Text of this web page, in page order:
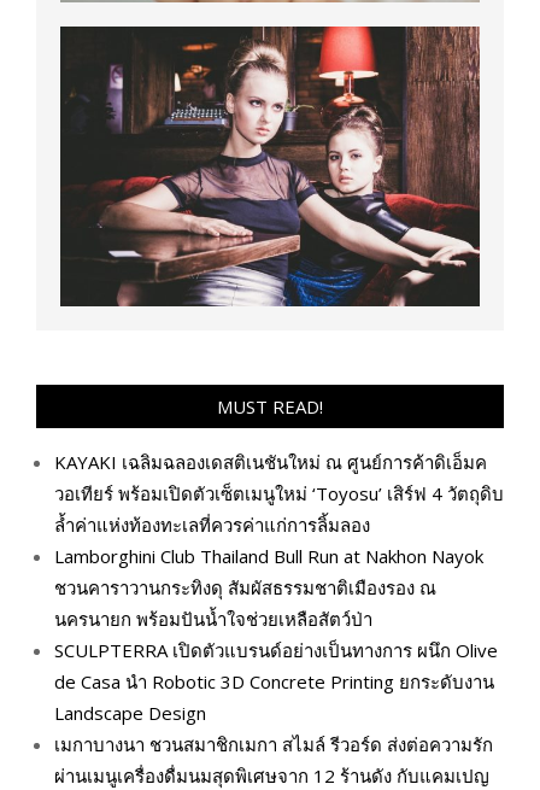
MUST READ!
KAYAKI เฉลิมฉลองเดสติเนชันใหม่ ณ ศูนย์การค้าดิเอ็มค
วอเทียร์ พร้อมเปิดตัวเซ็ตเมนูใหม่ ‘Toyosu’ เสิร์ฟ 4 วัตถุดิบ
ล้ำค่าแห่งท้องทะเลที่ควรค่าแก่การลิ้มลอง
Lamborghini Club Thailand Bull Run at Nakhon Nayok
ชวนคาราวานกระทิงดุ สัมผัสธรรมชาติเมืองรอง ณ
นครนายก พร้อมปันน้ำใจช่วยเหลือสัตว์ป่า
SCULPTERRA เปิดตัวแบรนด์อย่างเป็นทางการ ผนึก Olive
de Casa นำ Robotic 3D Concrete Printing ยกระดับงาน
Landscape Design
เมกาบางนา ชวนสมาชิกเมกา สไมล์ รีวอร์ด ส่งต่อความรัก
ผ่านเมนูเครื่องดื่มนมสุดพิเศษจาก 12 ร้านดัง กับแคมเปญ